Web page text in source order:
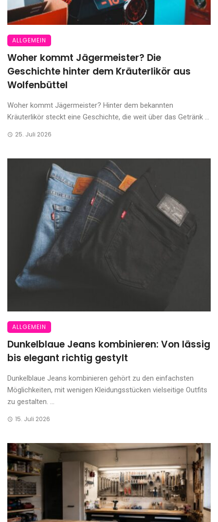
ALLGEMEIN
Woher kommt Jägermeister? Die
Geschichte hinter dem Kräuterlikör aus
Wolfenbüttel
Woher kommt Jägermeister? Hinter dem bekannten
Kräuterlikör steckt eine Geschichte, die weit über das Getränk ...
25. Juli 2026
ALLGEMEIN
Dunkelblaue Jeans kombinieren: Von lässig
bis elegant richtig gestylt
Dunkelblaue Jeans kombinieren gehört zu den einfachsten
Möglichkeiten, mit wenigen Kleidungsstücken vielseitige Outfits
zu gestalten. ...
15. Juli 2026